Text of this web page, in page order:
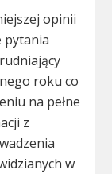
opinii
pytania
roku co
na pełne
z
w